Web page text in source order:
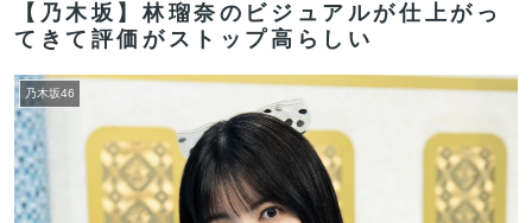
【乃木坂】林瑠奈のビジュアルが仕上がっ
てきて評価がストップ高らしい
乃木坂46